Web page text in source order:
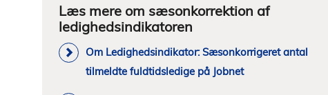
Læs mere om sæsonkorrektion af
ledighedsindikatoren
Om Ledighedsindikator: Sæsonkorrigeret antal
tilmeldte fuldtidsledige på Jobnet